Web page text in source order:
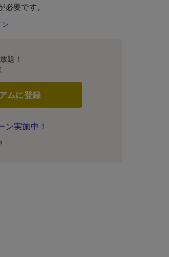
要です。
ン
題！
ムに登録
実施中！